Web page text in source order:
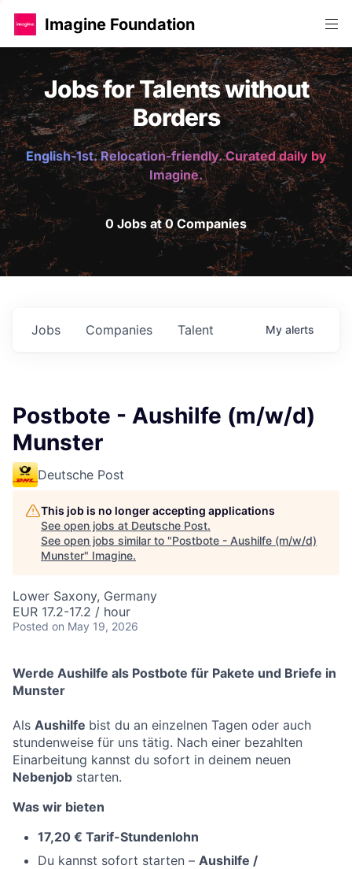
Imagine Foundation
Jobs for Talents without
Borders
English-1st. Relocation-friendly. Curated daily by
Imagine.
0 Jobs at 0 Companies
Jobs Companies Talent My alerts
Postbote - Aushilfe (m/w/d)
Munster
Deutsche Post
This job is no longer accepting applications
See open jobs at Deutsche Post.
See open jobs similar to "Postbote - Aushilfe (m/w/d)
Munster" Imagine.
Lower Saxony, Germany
EUR 17.2-17.2 / hour
Posted on May 19, 2026
Werde Aushilfe als Postbote für Pakete und Briefe in
Munster
Als Aushilfe bist du an einzelnen Tagen oder auch
stundenweise für uns tätig. Nach einer bezahlten
Einarbeitung kannst du sofort in deinem neuen
Nebenjob starten.
Was wir bieten
17,20 € Tarif-Stundenlohn
Du kannst sofort starten – Aushilfe /